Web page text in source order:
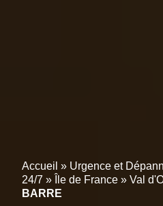
Accueil » Urgence et
24/7 » Île de France » Val
BARRE